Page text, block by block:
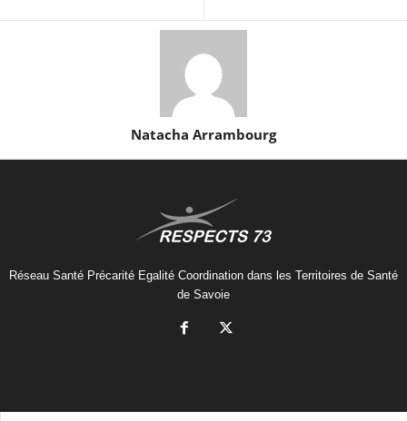
Natacha Arrambourg
Réseau Santé Précarité Egalité Coordination dans les Territoires de Santé
de Savoie